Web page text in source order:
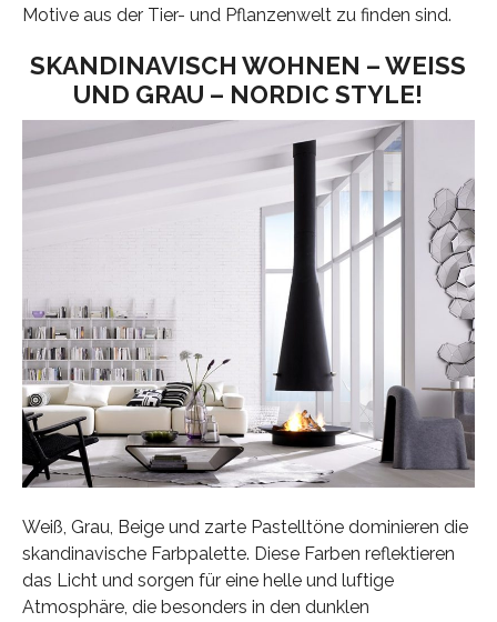
Motive aus der Tier- und Pflanzenwelt zu finden sind.
SKANDINAVISCH WOHNEN – WEISS U
ND GRAU – NORDIC STYLE!
Weiß, Grau, Beige und zarte Pastelltöne dominieren die
skandinavische Farbpalette. Diese Farben reflektieren
das Licht und sorgen für eine helle und luftige
Atmosphäre, die besonders in den dunklen